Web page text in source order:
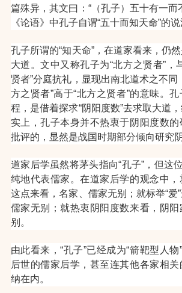
篇殊异，其文曰：“（孔子）五十有一而
《论语》中孔子自谓“五十而知天命”的说
孔子所谓的“知天命”，在道家看来，仍
大道。文中又称孔子为“北方之贤者”，
贤者”分庭抗礼，显现出南北道术之不同
方之贤者”高于“北方之贤者”的意味。孔
程，是借着探求“阴阳度数”去求取大道
实上，孔子本身并不热衷于阴阳度数
批评的，显然是战国时期部分倾向研究
道家后学虽然将茅头指向“孔子”，但这
纯地代表儒家。在道家后学的观念中
这点来看，名家、儒家无别；就标举“爱
儒家无别；就热衷阴阳度数来看，阴
别。
由此看来，“孔子”已经成为“箭靶型人物
后世的儒家后学，甚至连其他各家相
纳在内。